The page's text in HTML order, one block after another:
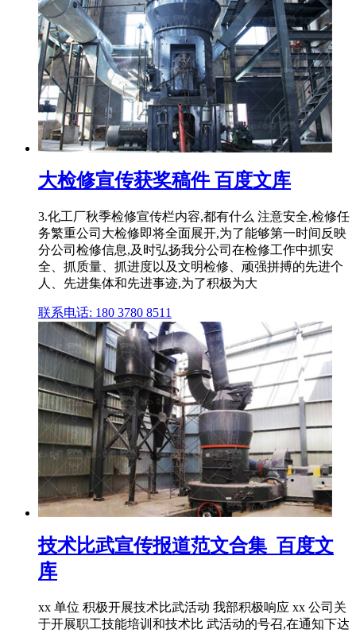
大检修宣传获奖稿件 百度文库
3.化工厂秋季检修宣传栏内容,都有什么 注意安全,检修任
务繁重公司大检修即将全面展开,为了能够第一时间反映
分公司检修信息,及时弘扬我分公司在检修工作中抓安
全、抓质量、抓进度以及文明检修、顽强拼搏的先进个
人、先进集体和先进事迹,为了积极为大
联系电话: 180 3780 8511
技术比武宣传报道范文合集_百度文
库
xx 单位 积极开展技术比武活动 我部积极响应 xx 公司关
于开展职工技能培训和技术比 武活动的号召,在通知下达